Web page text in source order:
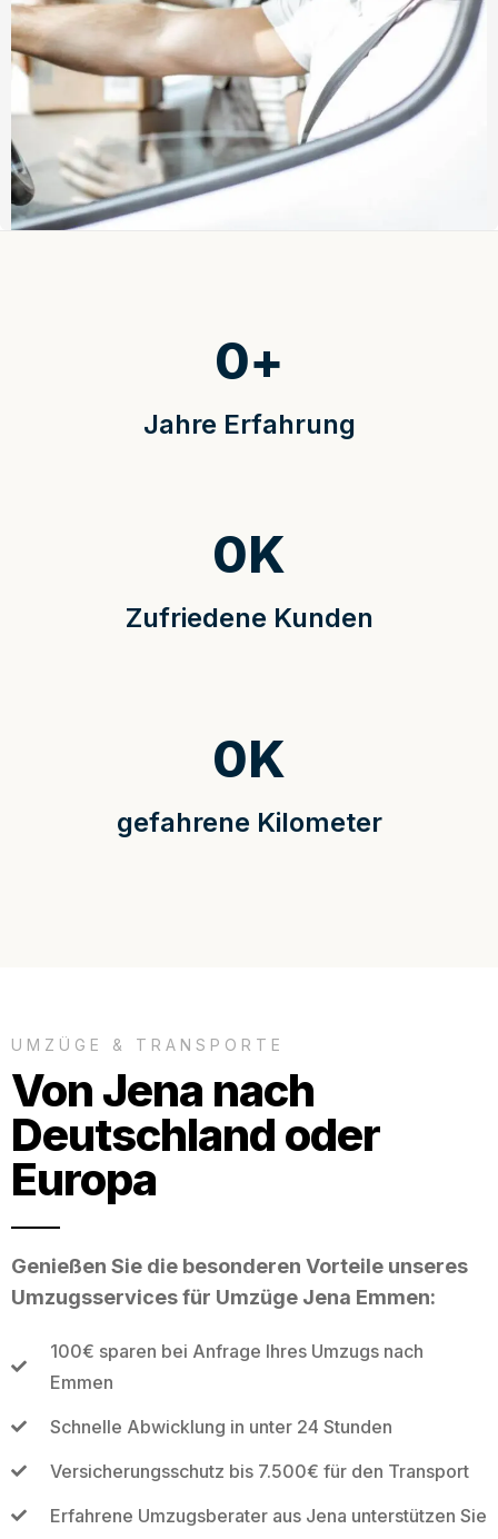
Jahre Erfahrung
0+
Zufriedene Kunden
0K
gefahrene Kilometer
0K
UMZÜGE & TRANSPORTE
Von Jena nach
Deutschland oder
Europa
Genießen Sie die besonderen Vorteile unseres
Umzugsservices für Umzüge Jena Emmen:
100€ sparen bei Anfrage Ihres Umzugs nach
Emmen
Schnelle Abwicklung in unter 24 Stunden
Versicherungsschutz bis 7.500€ für den Transport
Erfahrene Umzugsberater aus Jena unterstützen Sie